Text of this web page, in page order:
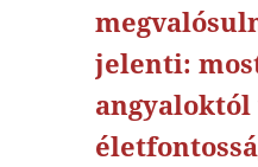
jelenti: